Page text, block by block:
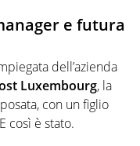
e futura
dell’azienda
Luxembourg, la
con un figlio
così è stato.